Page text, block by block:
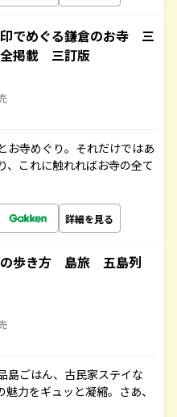
でめぐる鎌倉のお寺 三
掲載 三訂版
お寺めぐり。それだけではあ
、これに触れればお寺の全て
詳細を見る
歩き方 島旅 五島列
島ごはん、古民家ステイな
力をギュッと凝縮。さあ、